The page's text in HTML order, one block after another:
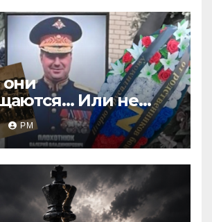
они
Или не
РМ